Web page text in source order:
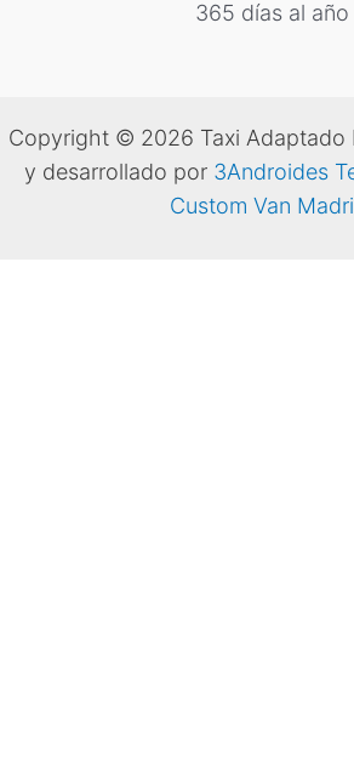
365 días al año
Copyright © 2026 Taxi Adaptado
y desarrollado por 3Androides
Custom Van